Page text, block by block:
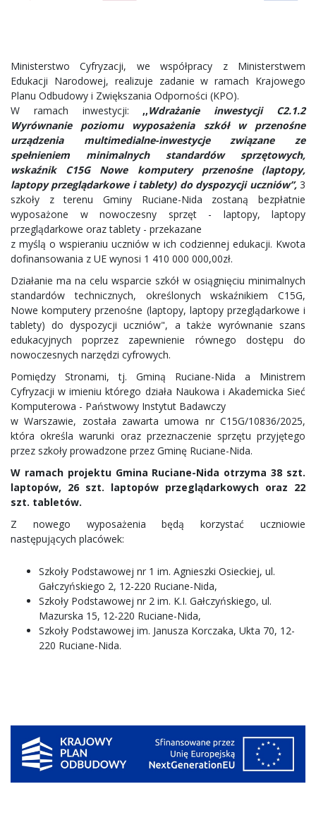
Ministerstwo Cyfryzacji, we współpracy z Ministerstwem
Edukacji Narodowej, realizuje zadanie w ramach Krajowego
Planu Odbudowy i Zwiększania Odporności (KPO).
W ramach inwestycji:,,Wdrażanie inwestycji C2.1.2
Wyrównanie poziomu wyposażenia szkół w przenośne
urządzenia multimedialne-inwestycje związane ze
spełnieniem minimalnych standardów sprzętowych,
wskaźnik C15G Nowe komputery przenośne (laptopy,
laptopy przeglądarkowe i tablety) do dyspozycji uczniów”,3
szkoły z terenu Gminy Ruciane-Nida zostaną bezpłatnie
wyposażone w nowoczesny sprzęt - laptopy, laptopy
przeglądarkowe oraz tablety - przekazane
z myślą o wspieraniu uczniów w ich codziennej edukacji. Kwota
dofinansowania z UE wynosi 1 410 000 000,00zł.
Działanie ma na celu wsparcie szkół w osiągnięciu minimalnych
standardów technicznych, określonych wskaźnikiem C15G,
Nowe komputery przenośne (laptopy, laptopy przeglądarkowe i
tablety) do dyspozycji uczniów", a także wyrównanie szans
edukacyjnych poprzez zapewnienie równego dostępu do
nowoczesnych narzędzi cyfrowych.
Pomiędzy Stronami, tj. Gminą Ruciane-Nida a Ministrem
Cyfryzacji w imieniu którego działa Naukowa i Akademicka Sieć
Komputerowa - Państwowy Instytut Badawczy
w Warszawie, została zawarta umowa nr C15G/10836/2025,
która określa warunki oraz przeznaczenie sprzętu przyjętego
przez szkoły prowadzone przez Gminę Ruciane-Nida.
W ramach projektu Gmina Ruciane-Nida otrzyma 38 szt.
laptopów, 26 szt. laptopów przeglądarkowych oraz 22
szt. tabletów.
Z nowego wyposażenia będą korzystać uczniowie
następujących placówek:
Szkoły Podstawowej nr 1 im. Agnieszki Osieckiej, ul.
Gałczyńskiego 2, 12-220 Ruciane-Nida,
Szkoły Podstawowej nr 2 im. K.I. Gałczyńskiego, ul.
Mazurska 15, 12-220 Ruciane-Nida,
Szkoły Podstawowej im. Janusza Korczaka, Ukta 70, 12-
220 Ruciane-Nida.